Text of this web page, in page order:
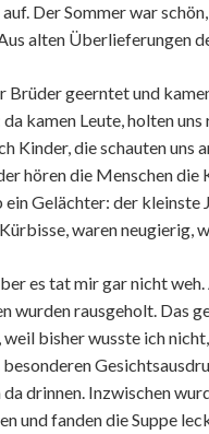
Der Sommer war
alten Überlieferungen
Brüder geerntet und
kamen Leute, holten
Kinder, die schauten
hören die Menschen
Gelächter: der
waren neugierig,
es tat mir gar nicht
wurden rausgeholt. Das
weil bisher wusste ich
da drinnen. Inzwischen
und fanden die Suppe